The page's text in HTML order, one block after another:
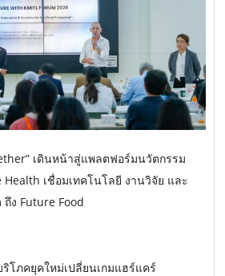
เดินหน้าสู่แพลตฟอร์มนวัตกรรม
เชื่อมเทคโนโลยี งานวิจัย และ
ง Future Food
ริโภคยุคใหม่เปลี่ยนเกมแฮร์แคร์